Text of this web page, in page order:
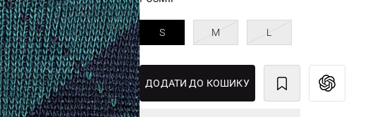
S M L
ДОДАТИ ДО КОШИКУ